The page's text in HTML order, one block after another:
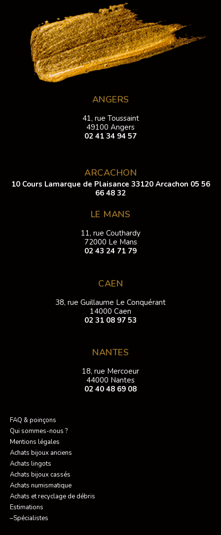
ANGERS
41, rue Toussaint
49100 Angers
02 41 34 94 57
ARCACHON
10 Cours Lamarque de Plaisance 33120 Arcachon 05 56
66 48 32
LE MANS
11, rue Couthardy
72000 Le Mans
02 43 24 71 79
CAEN
38, rue Guillaume Le Conquérant
14000 Caen
02 31 08 97 53
NANTES
18, rue Mercoeur
44000 Nantes
02 40 48 69 08
FAQ & poinçons
Qui sommes-nous ?
Mentions légales
Achats bijoux anciens
Achats lingots
Achats bijoux cassés
Achats numismatique
Achats et recyclage de débris
Estimations
–Spécialistes